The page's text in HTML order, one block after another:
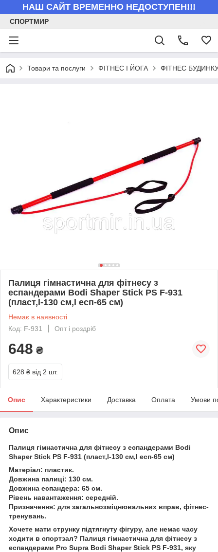
НАШ САЙТ ВРЕМЕННО НЕДОСТУПЕН!!!
СПОРТМИР
Товари та послуги ФІТНЕС І ЙОГА ФІТНЕС
Палиця гімнастична для фітнесу з
еспандерами Bodi Shaper Stick PS F-931
(пласт,l-130 см,l есп-65 см)
Немає в наявності
Код: F-931
Опт і роздріб
648 ₴
628 ₴ від 2 шт.
Опис Характеристики Доставка Оплата Умови
Опис
Палиця гімнастична для фітнесу з еспандерами Bodi
Shaper Stick PS F-931 (пласт,l-130 см,l есп-65 см)
Матеріал: пластик.
Довжина палиці: 130 см.
Довжина еспандера: 65 см.
Рівень навантаження: середній.
Призначення: для загальнозміцнювальних вправ, фітнес-
тренувань.
Хочете мати струнку підтягнуту фігуру, але немає часу
ходити в спортзал? Палиця гімнастична для фітнесу з
еспандерами Pro Supra Bodi Shaper Stick PS F-931, яку